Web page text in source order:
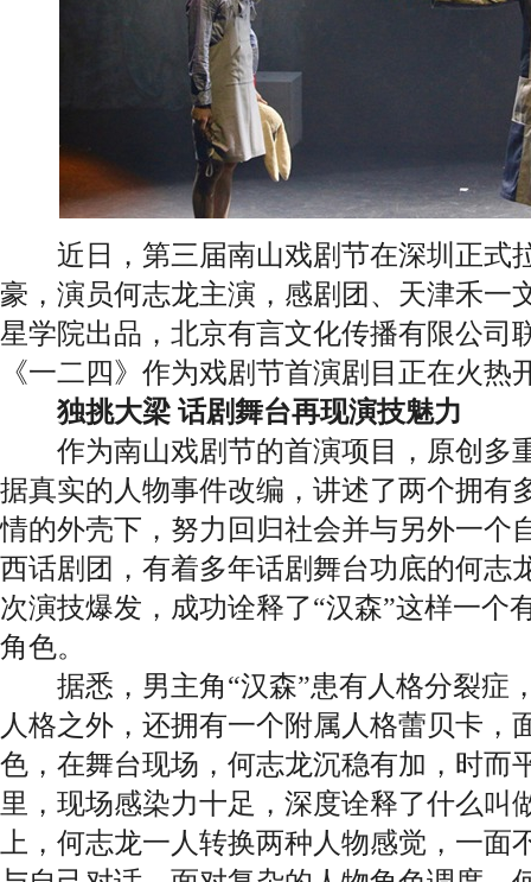
近日，第三届南山戏剧节在深圳正式
豪，演员何志龙主演，感剧团、天津禾一
星学院出品，北京有言文化传播有限公司
《一二四》作为戏剧节首演剧目正在火热
独挑大梁 话剧舞台再现演技魅力
作为南山戏剧节的首演项目，原创多
据真实的人物事件改编，讲述了两个拥有
情的外壳下，努力回归社会并与另外一个
西话剧团，有着多年话剧舞台功底的何志
次演技爆发，成功诠释了“汉森”这样一个
角色。
据悉，男主角“汉森”患有人格分裂症
人格之外，还拥有一个附属人格蕾贝卡，
色，在舞台现场，何志龙沉稳有加，时而
里，现场感染力十足，深度诠释了什么叫
上，何志龙一人转换两种人物感觉，一面